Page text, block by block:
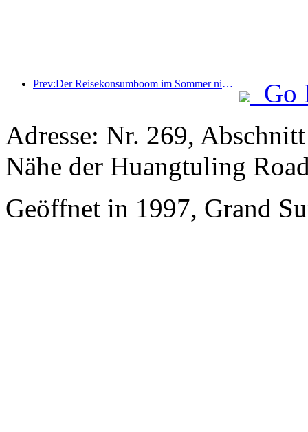
Prev:Der Reisekonsumboom im Sommer nimmt zu, der Markt für Kulturtourismus erlebt Neuerungen und Verbesserungen
Go
Adresse: Nr. 269,
Nähe der Huangtuling
Geöffnet in 1997, Grand